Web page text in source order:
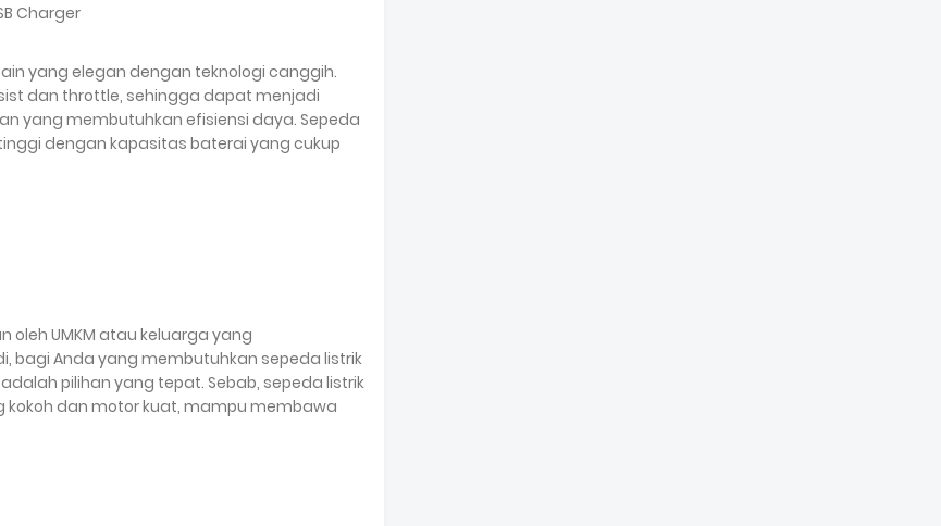
Charger
yang elegan dengan teknologi canggih.
dan throttle, sehingga dapat menjadi
yang membutuhkan efisiensi daya. Sepeda
dengan kapasitas baterai yang cukup
oleh UMKM atau keluarga yang
bagi Anda yang membutuhkan sepeda listrik
pilihan yang tepat. Sebab, sepeda listrik
dan motor kuat, mampu membawa